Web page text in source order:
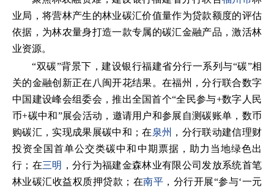
业局，将营林产生的林业碳汇价值量作为贷款额度的评估
依据，为林农量身打造一款专属的碳汇金融产品，激活林
业资源。
“双碳”背景下，建设银行福建省分行一系列与“碳”相
关的金融创新正在八闽开花结果。在福州，分行联合数字
中国建设峰会组委会，推出全国首个“全民参与+数字人民
币+碳中和”展会活动，邀请用户和参展自测碳账单，数币
购碳汇，实现成果展碳中和；在泉州 ，分行联动建信理财
投资全国首单公交类碳中和中期票据，助力当地绿色出
行；在三明 ，分行为福建金森林业有限公司发放系统首笔
林业碳汇收益权质押贷款；在南平 ，分行开展“参与‘一元